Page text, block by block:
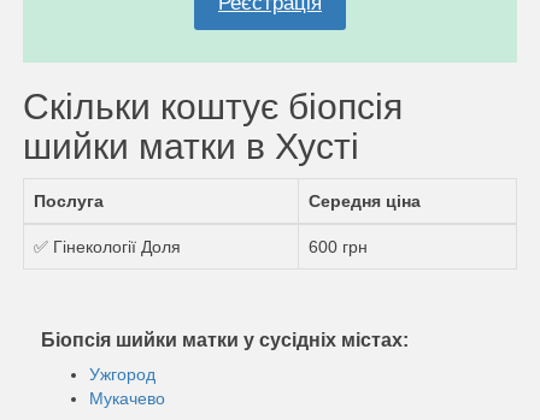
Скільки коштує біопсія
шийки матки в Хусті
Послуга Середня ціна
✅ Гінекології Доля 600 грн
Біопсія шийки матки у сусідніх містах:
Ужгород
Мукачево